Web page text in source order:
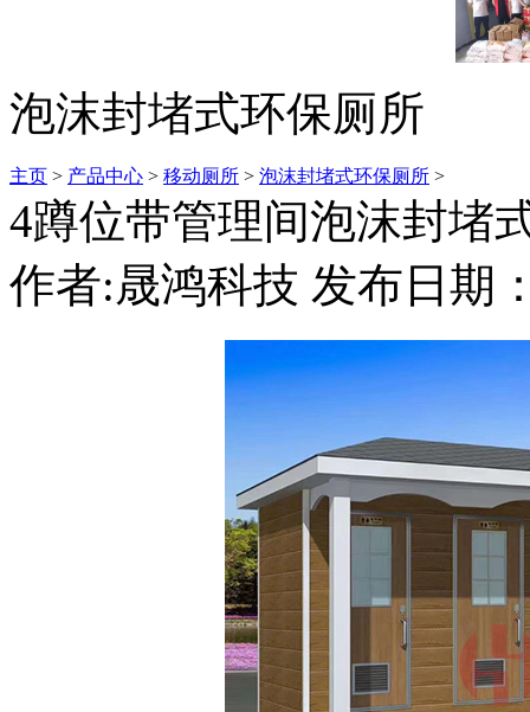
泡沫封堵式环保厕所
主页 > 产品中心 > 移动厕所 > 泡沫封堵式环保厕所 >
4蹲位带管理间泡沫封堵
作者:晟鸿科技 发布日期